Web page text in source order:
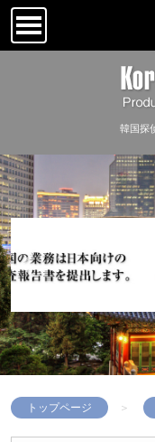
韓国探
トップページ